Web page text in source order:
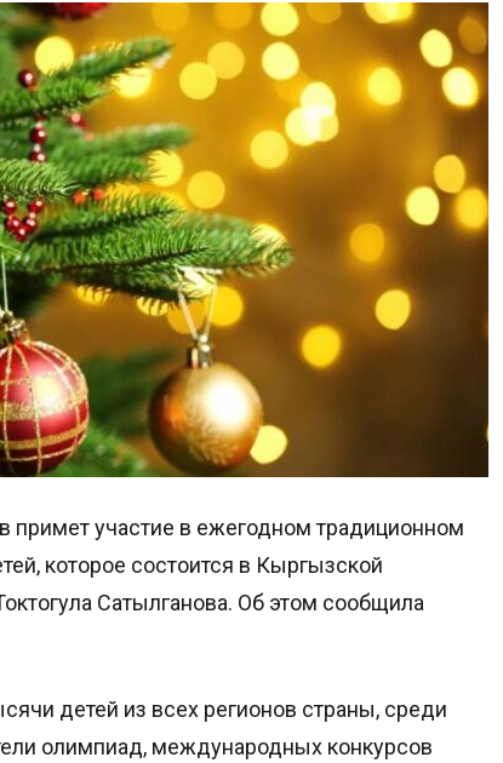
участие в ежегодном традиционном
которое состоится в Кыргызской
Сатылганова. Об этом сообщила
детей из всех регионов страны, среди
олимпиад, международных конкурсов